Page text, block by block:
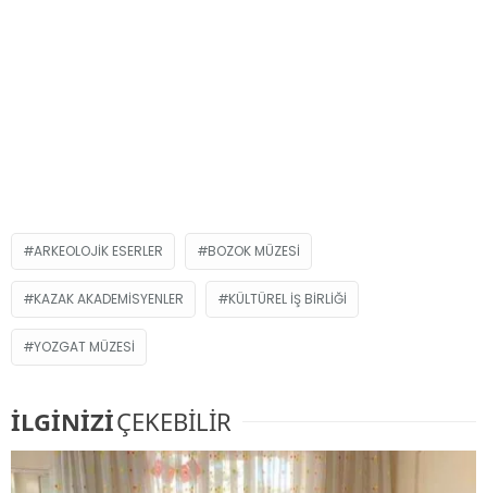
ARKEOLOJIK ESERLER BOZOK MÜZESI
KAZAK AKADEMISYENLER KÜLTÜREL IŞ BIRLIĞI
YOZGAT MÜZESI
İLGİNİZİÇEKEBİLİR